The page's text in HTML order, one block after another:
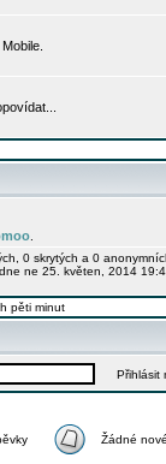
0 skrytých a 0
ne 25. květen, 2014
pěti minut
Přihlásit
Žádné